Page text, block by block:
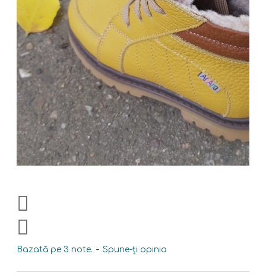
Bazată pe 3 note. - Spune-ţi opinia